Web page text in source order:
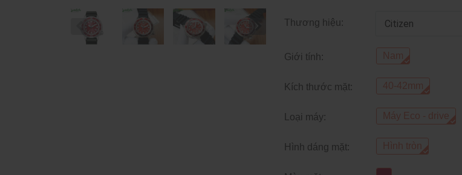
Thương hiệu:
Giới tính: Nam
Kích thước mặt: 40-42mm
Loại máy: Máy Eco - drive
Hình dáng mặt: Hình tròn